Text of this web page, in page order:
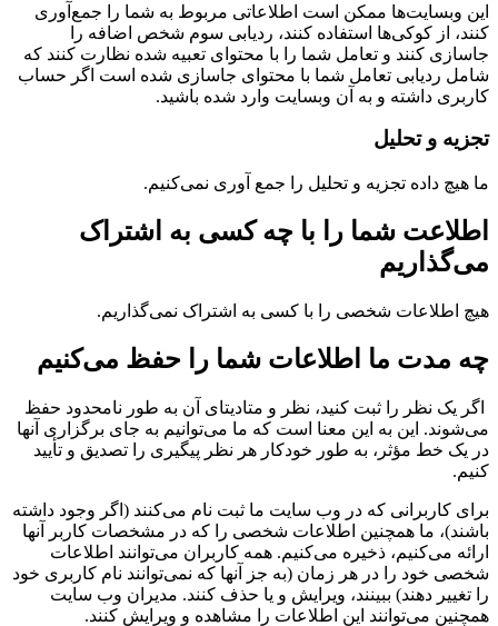
وبسایت‌ها ممکن است اطلاعاتی مربوط به شما را جمع‌آوری
از کوکی‌ها استفاده کنند، ردیابی سوم شخص اضافه را
کنند و تعامل شما را با محتوای تعبیه شده نظارت کنند که
ردیابی تعامل شما با محتوای جاسازی شده است اگر حساب
داشته و به آن وبسایت وارد شده باشید.
و تحلیل
هیچ داده تجزیه و تحلیل را جمع آوری نمی‌کنیم.
شما را با چه کسی به اشتراک
اطلاعات شخصی را با کسی به اشتراک نمی‌گذاریم.
مدت ما اطلاعات شما را حفظ می‌کنیم
اگر یک نظر را ثبت کنید، نظر و متادیتای آن به طور نامحدود حفظ
این به این معنا است که ما می‌توانیم به جای برگزاری آنها
یک خط مؤثر، به طور خودکار هر نظر پیگیری را تصدیق و تأیید
کاربرانی که در وب سایت ما ثبت نام می‌کنند (اگر وجود داشته
ما همچنین اطلاعات شخصی را که در مشخصات کاربر آنها
می‌کنیم، ذخیره می‌کنیم. همه کاربران می‌توانند اطلاعات
خود را در هر زمان (به جز آنها که نمی‌توانند نام کاربری خود
تغییر دهند) ببینند، ویرایش و یا حذف کنند. مدیران وب سایت
می‌توانند این اطلاعات را مشاهده و ویرایش کنند.